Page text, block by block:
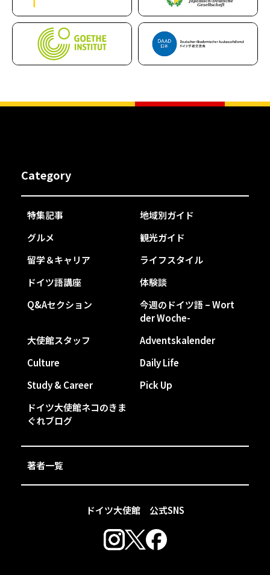
ドイツ大使館 公式SNS
Category
特集記事
地域別ガイド
グルメ
観光ガイド
留学＆キャリア
ライフスタイル
ドイツ語講座
体験談
Q&Aセクション
今週のドイツ語 – Wort
der Woche-
大使館スタッフ
Adventskalender
Culture
Daily Life
Study & Career
Pick Up
ドイツ大使館ネコのきま
ぐれブログ
著者一覧